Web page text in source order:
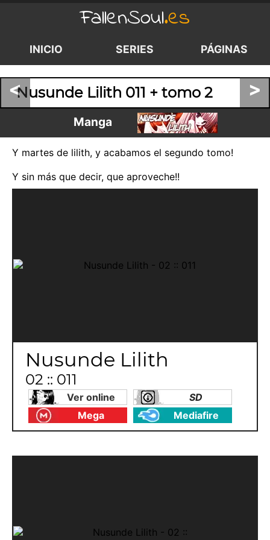
FallenSoul.es
INICIO SERIES PÁGINAS
< >
Nusunde Lilith 011 + tomo 2
Manga
Y martes de lilith, y acabamos el segundo tomo!
Y sin más que decir, que aproveche!!
Nusunde Lilith
02 :: 011
Ver online
SD
Mega
Mediafire